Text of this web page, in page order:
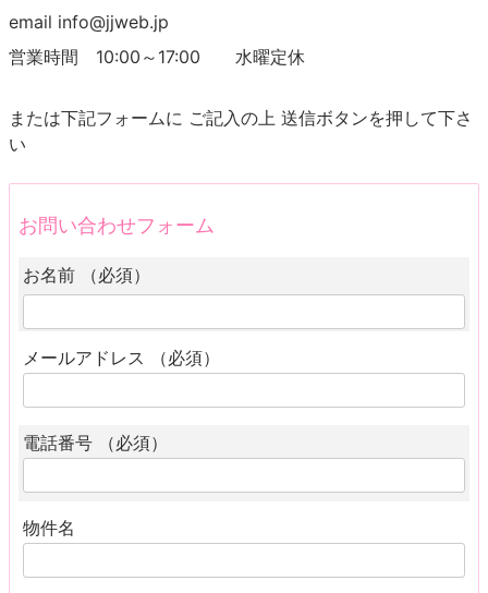
email info@jjweb.jp
営業時間 10:00～17:00 水曜定休
または下記フォームに ご記入の上 送信ボタンを押して下さ
い
お問い合わせフォーム
お名前 （必須）
メールアドレス （必須）
電話番号 （必須）
物件名